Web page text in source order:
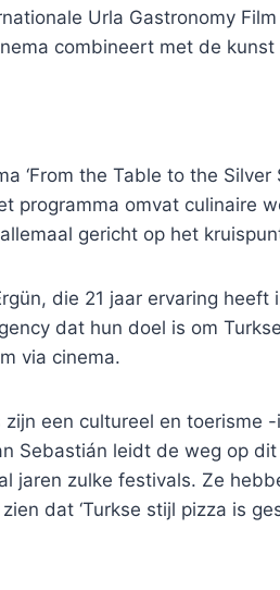
Urla Gastronomy
combineert met de kunst
‘From the Table to the
programma omvat culinaire
gericht op het
die 21 jaar ervaring
dat hun doel is om
via cinema.
zijn een cultureel en toerisme
Sebastián leidt de weg op
jaren zulke festivals. Ze
dat ‘Turkse stijl pizza is